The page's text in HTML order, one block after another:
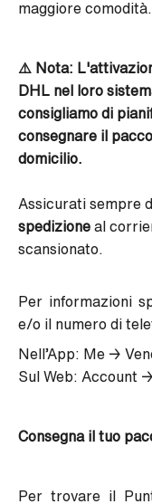
maggiore comodità.
⚠️ Nota:
DHL nel loro
consigliamo di
consegnare il
domicilio.
Assicurati sempre
spedizione al
scansionato.
Per informazioni
e/o il numero di
Nell’App: Me →
Sul Web: Account
Consegna il tuo
Per trovare il